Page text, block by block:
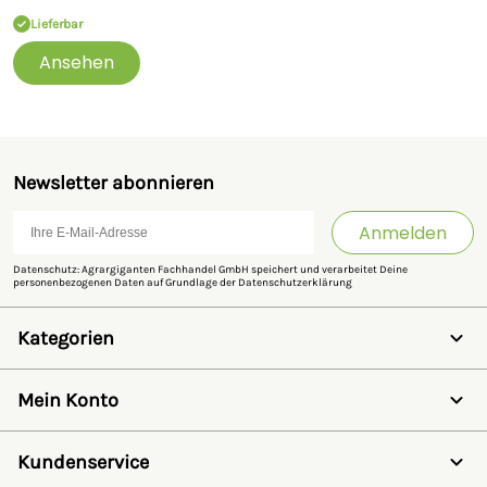
Lieferbar
Ansehen
Newsletter abonnieren
Anmelden
Datenschutz: Agrargiganten Fachhandel GmbH speichert und verarbeitet Deine
personenbezogenen Daten auf Grundlage der Datenschutzerklärung
Kategorien
Schermaschinen
Futter- & Tränkesysteme
Haus, Hof & Stall
SALE
Mein Konto
Registrieren
Wunschzettel
Kundenservice